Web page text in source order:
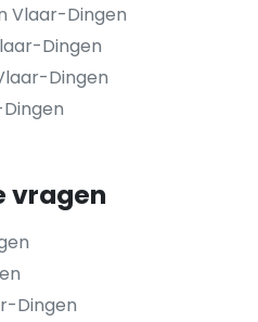
Vlaar-Dingen
Dingen
Dingen
vragen
Dingen